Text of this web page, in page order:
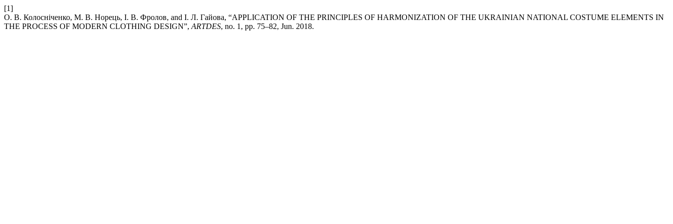
[1]
О. В. Колосніченко, М. В. Норець, І. В. Фролов, and І. Л. Гайова, “APPLICATION OF THE PRINCIPLES OF HARMONIZATION OF THE UKRAINIAN NATIONAL COSTUME ELEMENTS IN
THE PROCESS OF MODERN CLOTHING DESIGN”, ARTDES, no. 1, pp. 75–82, Jun. 2018.